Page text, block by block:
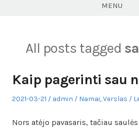
MENU
All posts tagged
Kaip pagerinti sau
Posted
2021-03-21 Author
admin
Posted
Namai,Verslas
Nors atėjo pavasaris, tačiau